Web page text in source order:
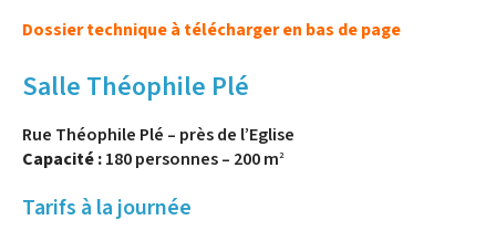
Dossier technique à télécharger en bas de page
Salle Théophile Plé
Rue Théophile Plé – près de l’Eglise
Capacité :180 personnes – 200 m2
Tarifs à la journée